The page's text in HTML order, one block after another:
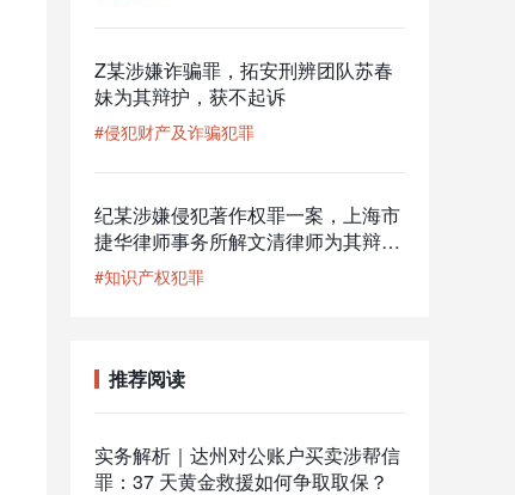
Z某涉嫌诈骗罪，拓安刑辨团队苏春
妹为其辩护，获不起诉
#侵犯财产及诈骗犯罪
纪某涉嫌侵犯著作权罪一案，上海市
捷华律师事务所解文清律师为其辩
护，公安机关撤回起诉意见，检察机
关解除取保候审
#知识产权犯罪
推荐阅读
实务解析｜达州对公账户买卖涉帮信
罪：37 天黄金救援如何争取取保？